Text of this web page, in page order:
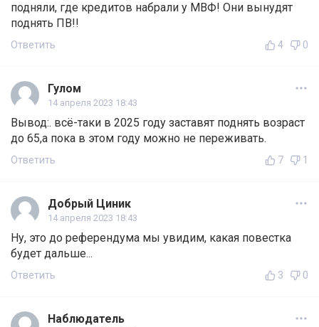
подняли, где кредитов набрали у МВФ! Они вынудят
поднять ПВ!!
Ответить 4 0
Гулом
14 апреля 2023 18:43
Вывод:. всё-таки в 2025 году заставят поднять возраст
до 65,а пока в этом году можно не переживать.
Ответить 7 1
Добрый Циник
14 апреля 2023 18:43
Ну, это до референдума мы увидим, какая повестка
будет дальше...
Ответить 3 0
Наблюдатель